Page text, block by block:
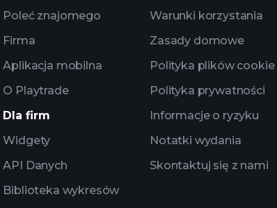
Poleć znajomego
Firma
Aplikacja mobilna
O Playtrade
Dla firm
Widgety
API Danych
Biblioteka wykresów
Warunki korzystania
Zasady domowe
Polityka plików cookie
Polityka prywatności
Informacje o ryzyku
Notatki wydania
Skontaktuj się z nami